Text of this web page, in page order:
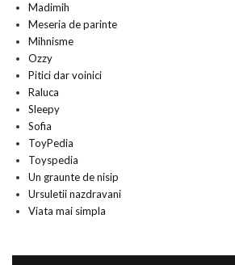
Madimih
Meseria de parinte
Mihnisme
Ozzy
Pitici dar voinici
Raluca
Sleepy
Sofia
ToyPedia
Toyspedia
Un graunte de nisip
Ursuletii nazdravani
Viata mai simpla